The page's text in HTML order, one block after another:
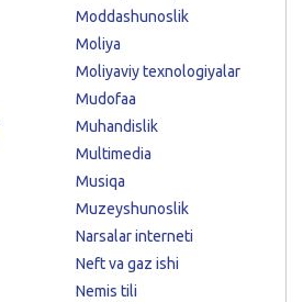
Moddashunoslik
Moliya
Moliyaviy texnologiyalar
Mudofaa
Muhandislik
Multimedia
Musiqa
Muzeyshunoslik
Narsalar interneti
Neft va gaz ishi
Nemis tili